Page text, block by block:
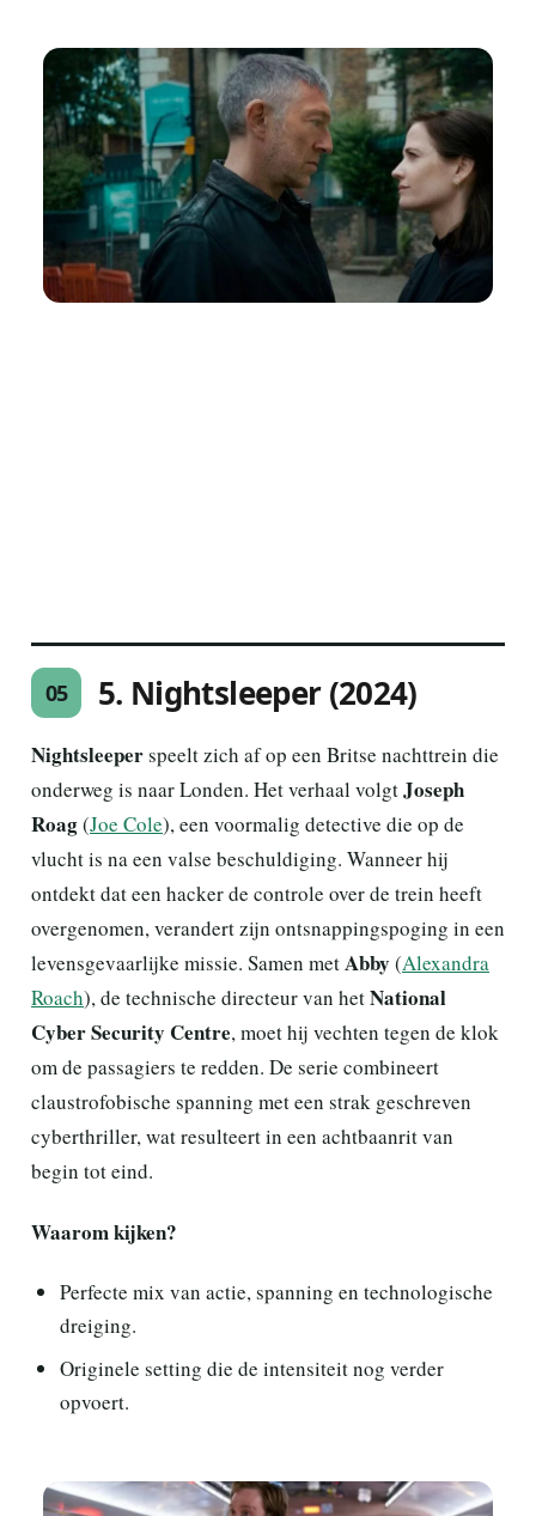
05 5. Nightsleeper (2024)
Nightsleeperspeelt zich af op een Britse nachttrein die
onderweg is naar Londen. Het verhaal volgtJoseph
Roag(Joe Cole), een voormalig detective die op de
vlucht is na een valse beschuldiging. Wanneer hij
ontdekt dat een hacker de controle over de trein heeft
overgenomen, verandert zijn ontsnappingspoging in een
levensgevaarlijke missie. Samen metAbby (Alexandra
Roach), de technische directeur van hetNational
Cyber Security Centre, moet hij vechten tegen de klok
om de passagiers te redden. De serie combineert
claustrofobische spanning met een strak geschreven
cyberthriller, wat resulteert in een achtbaanrit van
begin tot eind.
Waarom kijken?
Perfecte mix van actie, spanning en technologische
dreiging.
Originele setting die de intensiteit nog verder
opvoert.